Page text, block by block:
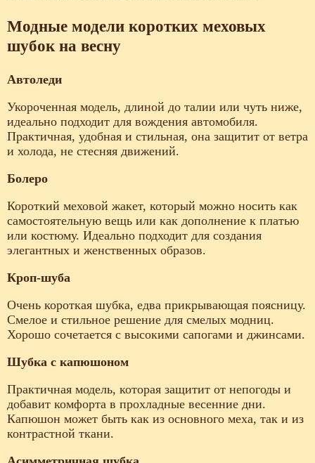
Модные модели коротких меховых
шубок на весну
Автоледи
Укороченная модель, длиной до талии или чуть ниже,
идеально подходит для вождения автомобиля.
Практичная, удобная и стильная, она защитит от ветра
и холода, не стесняя движений.
Болеро
Короткий меховой жакет, который можно носить как
самостоятельную вещь или как дополнение к платью
или костюму. Идеально подходит для создания
элегантных и женственных образов.
Кроп-шуба
Очень короткая шубка, едва прикрывающая поясницу.
Смелое и стильное решение для смелых модниц.
Хорошо сочетается с высокими сапогами и джинсами.
Шубка с капюшоном
Практичная модель, которая защитит от непогоды и
добавит комфорта в прохладные весенние дни.
Капюшон может быть как из основного меха, так и из
контрастной ткани.